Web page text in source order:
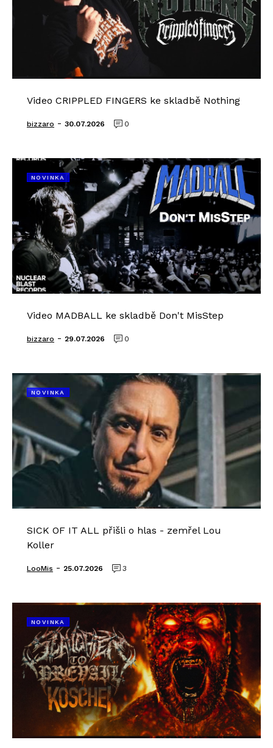
Video CRIPPLED FINGERS ke skladbě Nothing
bizzaro - 30.07.2026 0
NOVINKA
Video MADBALL ke skladbě Don't MisStep
bizzaro - 29.07.2026 0
NOVINKA
SICK OF IT ALL přišli o hlas - zemřel Lou
Koller
LooMis - 25.07.2026 3
NOVINKA